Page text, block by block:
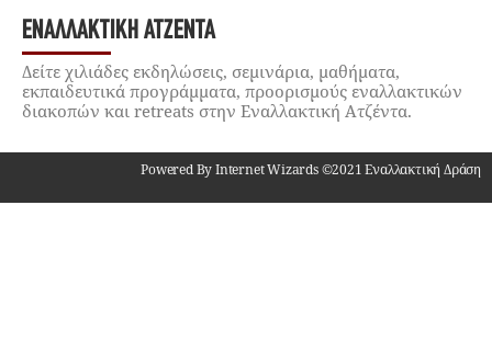
ΕΝΑΛΛΑΚΤΙΚΉ ΑΤΖΈΝΤΑ
Δείτε χιλιάδες εκδηλώσεις, σεμινάρια, μαθήματα,
εκπαιδευτικά προγράμματα, προορισμούς εναλλακτικών
διακοπών και retreats στην Εναλλακτική Ατζέντα.
Powered By Internet Wizards ©2021 Εναλλακτική Δράση